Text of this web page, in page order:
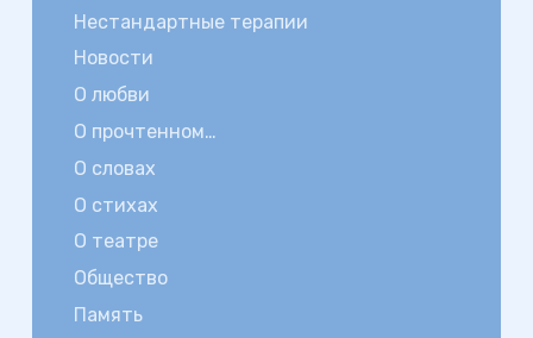
Нестандартные терапии
Новости
О любви
О прочтенном…
О словах
О стихах
О театре
Общество
Память